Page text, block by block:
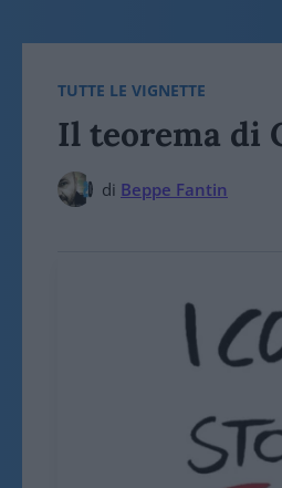
TUTTE LE VIGNETTE
Il teorema di
di Beppe Fantin